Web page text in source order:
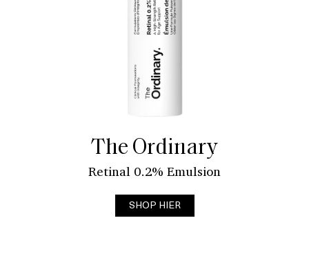
The Ordinary
Retinal 0.2% Emulsion
SHOP HIER